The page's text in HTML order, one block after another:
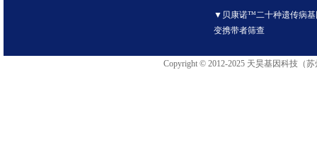
▼贝康诺™二十种遗传病基
变携带者筛查
Copyright © 2012-2025 天昊基因科技